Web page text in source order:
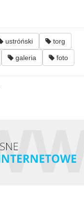
ustróński torg
galeria foto